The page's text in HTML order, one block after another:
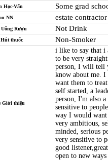
Học-Vấn Some grad
NN estate contractor
Rượu Not Drink
thuốc Non-Smoker
Giới thiệu
i like to say that i
to be very
person, I will tell
know about me.
want them to
self started, a
person, I'm also
sensitive to
way I would
very ambitious,
minded, serious
very sensitive to
good
open to new